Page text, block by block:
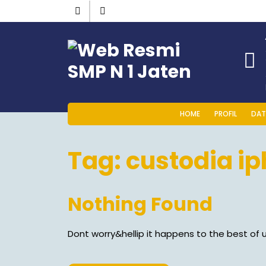
to
Instagram
HOME PROFIL
Tag:custodia
Nothing Found
Dont worry&hellip it happens to the best of